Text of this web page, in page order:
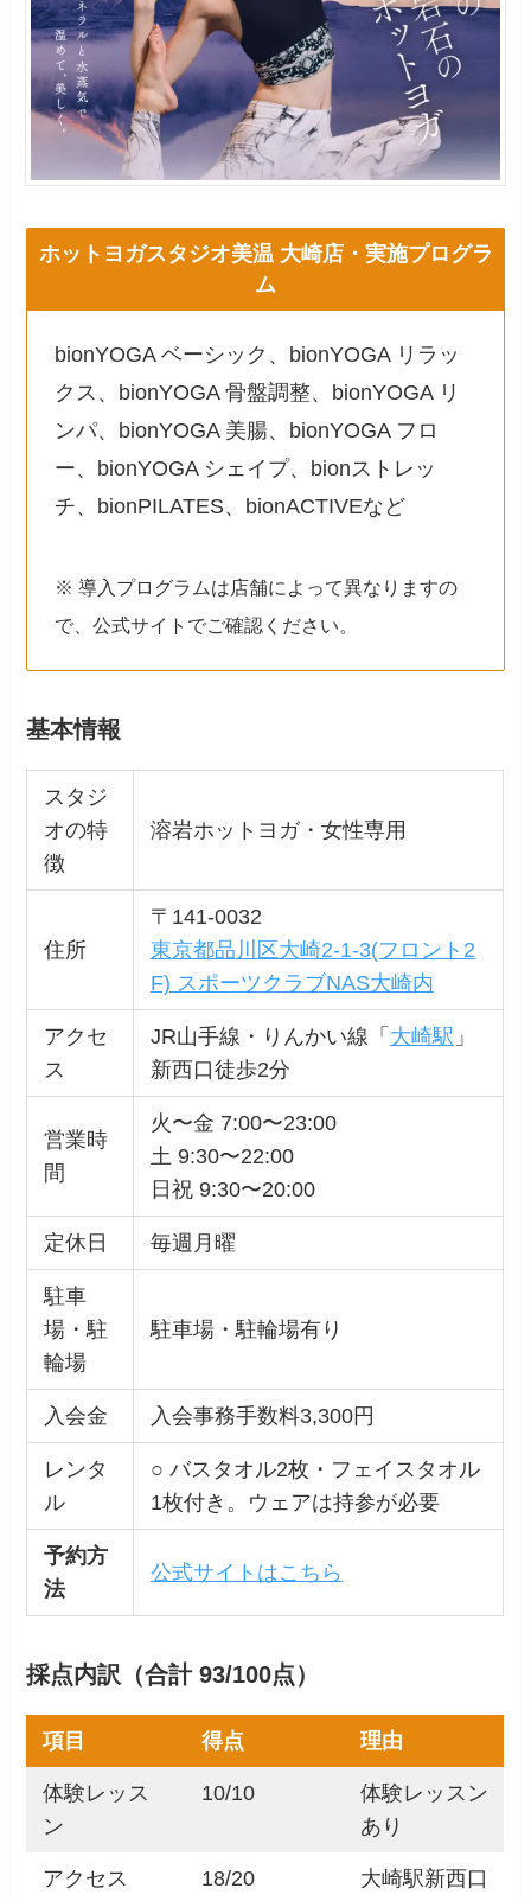
ホットヨガスタジオ美温 大崎店・実施プログラ
ム
bionYOGA ベーシック、bionYOGA リラッ
クス、bionYOGA 骨盤調整、bionYOGA リ
ンパ、bionYOGA 美腸、bionYOGA フロ
ー、bionYOGA シェイプ、bionストレッ
チ、bionPILATES、bionACTIVEなど
※ 導入プログラムは店舗によって異なりますの
で、公式サイトでご確認ください。
基本情報
スタジ
オの特
徴
溶岩ホットヨガ・女性専用
住所
〒141-0032
東京都品川区大崎2-1-3(フロント2
F) スポーツクラブNAS大崎内
アクセ
ス
JR山手線・りんかい線「 大崎駅 」
新西口徒歩2分
営業時
間
火〜金 7:00〜23:00
土 9:30〜22:00
日祝 9:30〜20:00
定休日 毎週月曜
駐車
場・駐
輪場
駐車場・駐輪場有り
入会金 入会事務手数料3,300円
レンタ
ル
○ バスタオル2枚・フェイスタオル
1枚付き。ウェアは持参が必要
予約方
法
公式サイトはこちら
採点内訳（合計 93/100点）
項目 得点 理由
体験レッス
ン
10/10
体験レッスン
あり
アクセス 18/20
大崎駅新西口